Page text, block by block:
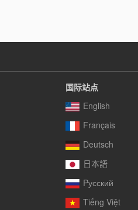
国际站点
English
Français
Deutsch
日本語
Pусский
Tiếng Việt